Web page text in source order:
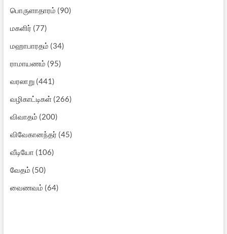
பொருளாதாரம் (90)
மகளிர் (77)
மஹாபாரதம் (34)
ராமாயணம் (95)
வரலாறு(441)
வழிகாட்டிகள்(266)
விவாதம் (200)
விவேகானந்தர் (45)
வீடியோ (106)
வேதம் (50)
வைணவம் (64)